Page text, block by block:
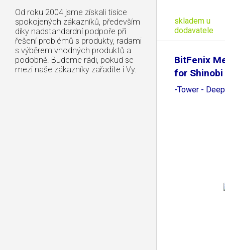
Od roku 2004 jsme získali tisíce
spokojených zákazníků, především
díky nadstandardní podpoře při
řešení problémů s produkty, radami
s výběrem vhodných produktů a
podobně. Budeme rádi, pokud se
mezi naše zákazníky zařadíte i Vy.
skladem u
dodavatele
BitFenix
for
-Tower -